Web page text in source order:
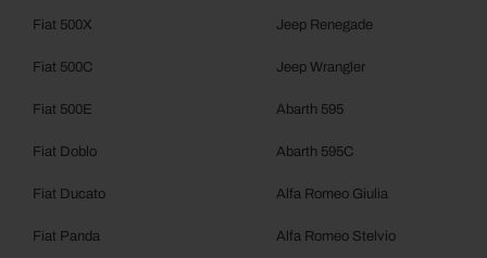
Fiat 500X
Fiat 500C
Fiat 500E
Fiat Doblo
Fiat Ducato
Fiat Panda
Jeep Renegade
Jeep Wrangler
Abarth 595
Abarth 595C
Alfa Romeo Giulia
Alfa Romeo Stelvio